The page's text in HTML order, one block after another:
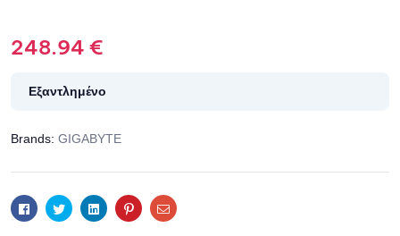
248.94 €
Εξαντλημένο
Brands: GIGABYTE
FacebookTwitterLinkedinPinterestEmail